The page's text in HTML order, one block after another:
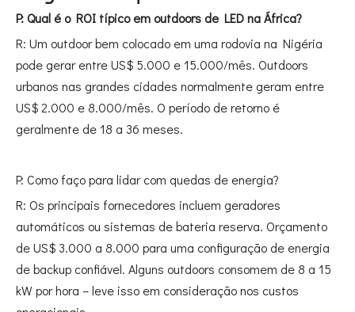
P: Qual é o ROI típico em outdoors de LED na África?
R: Um outdoor bem colocado em uma rodovia na Nigéria
pode gerar entre US$ 5.000 e 15.000/mês. Outdoors
urbanos nas grandes cidades normalmente geram entre
US$ 2.000 e 8.000/mês. O período de retorno é
geralmente de 18 a 36 meses.
P: Como faço para lidar com quedas de energia?
R: Os principais fornecedores incluem geradores
automáticos ou sistemas de bateria reserva. Orçamento
de US$ 3.000 a 8.000 para uma configuração de energia
de backup confiável. Alguns outdoors consomem de 8 a 15
kW por hora – leve isso em consideração nos custos